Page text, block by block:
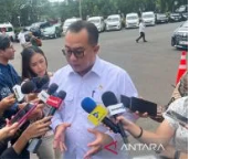
siswa laki-